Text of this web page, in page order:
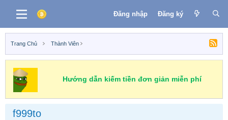
Đăng nhập Đăng ký
Trang Chủ Thành Viên
Hướng dẫn kiếm tiền đơn giản miễn phí
f999to